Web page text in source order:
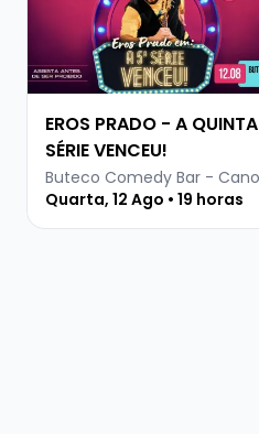
EROS PRADO - A QUINTA
SÉRIE VENCEU!
Quarta, 12 Ago • 19 horas